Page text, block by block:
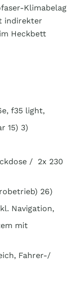
Klimabelag
indirekter
Heckbett
f35 light,
15) 3)
/ 2x 230
26)
Navigation,
mit
Fahrer-/